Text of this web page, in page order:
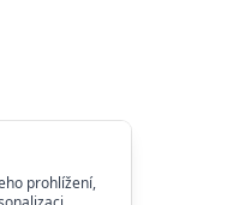
prohlížení,